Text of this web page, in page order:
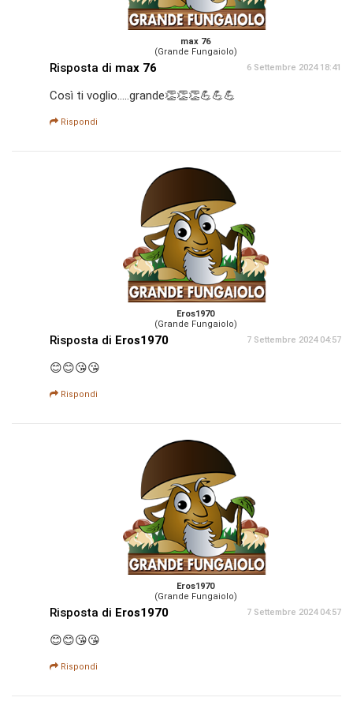
max 76
(Grande Fungaiolo)
Risposta di max 76 6 Settembre 2024 18:41
Così ti voglio.....grande👏👏👏💪💪💪
Rispondi
Eros1970
(Grande Fungaiolo)
Risposta di Eros1970 7 Settembre 2024 04:57
😊😊😘😘
Rispondi
Eros1970
(Grande Fungaiolo)
Risposta di Eros1970 7 Settembre 2024 04:57
😊😊😘😘
Rispondi